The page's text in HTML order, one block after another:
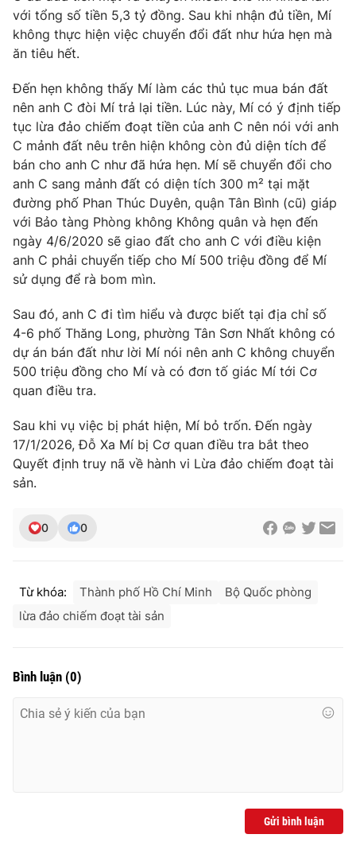
Ðiện thoại Thời báo VTV:024.66 897 897
Email:toasoan@vtv.vn
Liên hệ quảng cáo:
® Cấm sao chép dưới mọi hình thức nếu không có sự chấp
thông tin từ website này.
với tổng số tiền 5,3 tỷ đồng. Sau khi nhận đủ tiền, Mí
không thực hiện việc chuyển đổi đất như hứa hẹn mà
ăn tiêu hết.
Đến hẹn không thấy Mí làm các thủ tục mua bán đất
nên anh C đòi Mí trả lại tiền. Lúc này, Mí có ý định tiếp
tục lừa đảo chiếm đoạt tiền của anh C nên nói với anh
C mảnh đất nêu trên hiện không còn đủ diện tích để
bán cho anh C như đã hứa hẹn. Mí sẽ chuyển đổi cho
anh C sang mảnh đất có diện tích 300 m² tại mặt
đường phố Phan Thúc Duyên, quận Tân Bình (cũ) giáp
với Bảo tàng Phòng không Không quân và hẹn đến
ngày 4/6/2020 sẽ giao đất cho anh C với điều kiện
anh C phải chuyển tiếp cho Mí 500 triệu đồng để Mí
sử dụng để rà bom mìn.
Sau đó, anh C đi tìm hiểu và được biết tại địa chỉ số
4-6 phố Thăng Long, phường Tân Sơn Nhất không có
dự án bán đất như lời Mí nói nên anh C không chuyển
500 triệu đồng cho Mí và có đơn tố giác Mí tới Cơ
quan điều tra.
Sau khi vụ việc bị phát hiện, Mí bỏ trốn. Đến ngày
17/1/2026, Đỗ Xa Mí bị Cơ quan điều tra bắt theo
Quyết định truy nã về hành vi Lừa đảo chiếm đoạt tài
sản.
0 0
Từ khóa: Thành phố Hồ Chí Minh
Bộ Quốc phòng
lừa đảo chiếm đoạt tài sản
Bình luận (0)
Gửi bình luận